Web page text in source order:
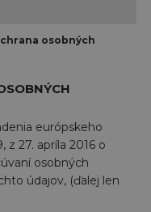
osobných
európskeho
z 27. apríla 2016 o
osobných
údajov, (ďalej len